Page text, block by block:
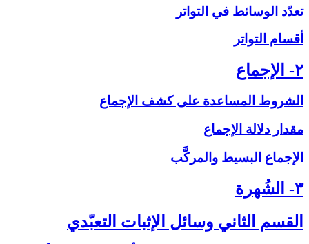
تعدّد الوسائط في التواتر
أقسام التواتر
۲- الإجماع‏
الشروط المساعدة على‏ كشف الإجماع
مقدار دلالة الإجماع
الإجماع البسيط والمركَّب
۳- الشُهرة
القسم الثاني ‏وسائل الإثبات التعبّدي‏